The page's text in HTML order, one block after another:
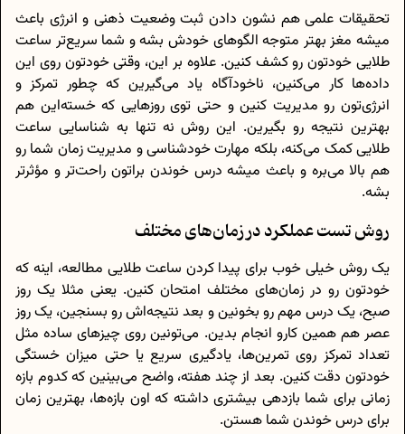
تحقیقات علمی هم نشون دادن ثبت وضعیت ذهنی و انرژی باعث
میشه مغز بهتر متوجه الگوهای خودش بشه و شما سریع‌تر ساعت
طلایی خودتون رو کشف کنین. علاوه بر این، وقتی خودتون روی این
داده‌ها کار می‌کنین، ناخودآگاه یاد می‌گیرین که چطور تمرکز و
انرژی‌تون رو مدیریت کنین و حتی توی روزهایی که خسته‌این هم
بهترین نتیجه رو بگیرین. این روش نه تنها به شناسایی ساعت
طلایی کمک می‌کنه، بلکه مهارت خودشناسی و مدیریت زمان شما رو
هم بالا می‌بره و باعث میشه درس خوندن براتون راحت‌تر و مؤثرتر
بشه.
روش تست عملکرد در زمان‌های مختلف
یک روش خیلی خوب برای پیدا کردن ساعت طلایی مطالعه، اینه که
خودتون رو در زمان‌های مختلف امتحان کنین. یعنی مثلا یک روز
صبح، یک درس مهم رو بخونین و بعد نتیجه‌اش رو بسنجین، یک روز
عصر هم همین کارو انجام بدین. می‌تونین روی چیزهای ساده مثل
تعداد تمرکز روی تمرین‌ها، یادگیری سریع یا حتی میزان خستگی
خودتون دقت کنین. بعد از چند هفته، واضح می‌بینین که کدوم بازه
زمانی برای شما بازدهی بیشتری داشته که اون بازه‌ها، بهترین زمان
برای درس خوندن شما هستن.